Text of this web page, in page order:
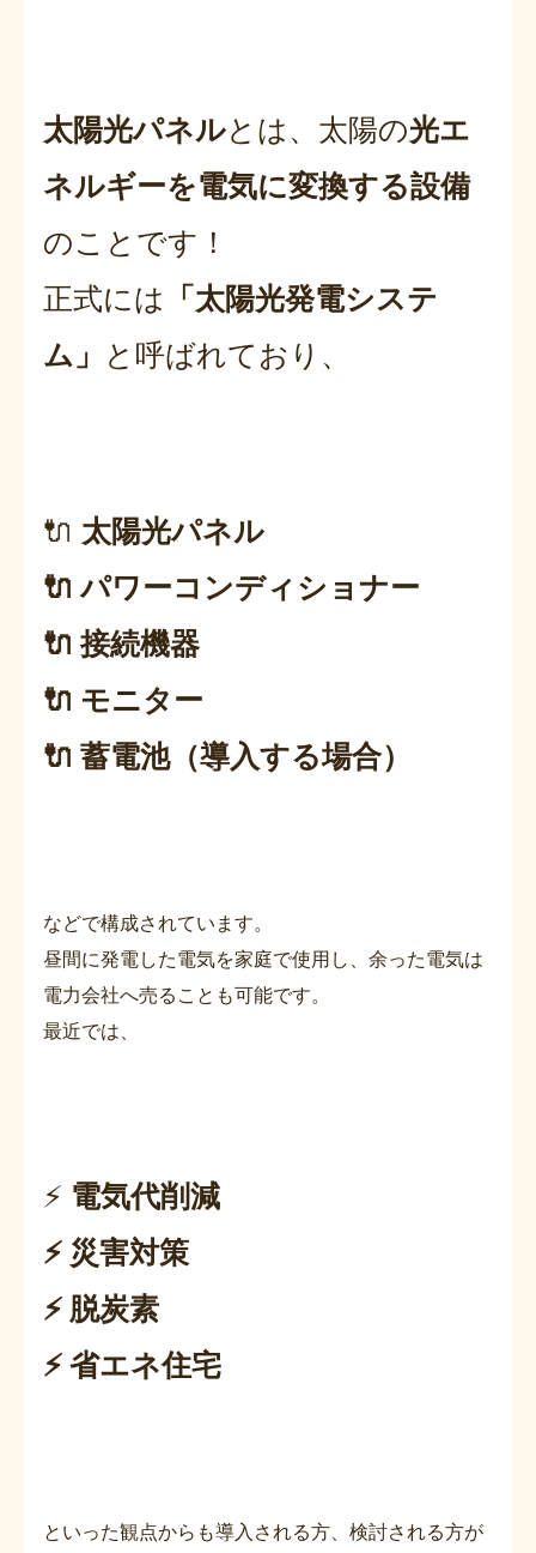
太陽光パネルとは、太陽の光エ
ネルギーを電気に変換する設備
のことです！
正式には 「太陽光発電システ
ム」 と呼ばれており、
🔌 太陽光パネル
🔌 パワーコンディショナー
🔌 接続機器
🔌 モニター
🔌 蓄電池（導入する場合）
などで構成されています。
昼間に発電した電気を家庭で使用し、余った電気は
電力会社へ売ることも可能です。
最近では、
⚡ 電気代削減
⚡ 災害対策
⚡ 脱炭素
⚡ 省エネ住宅
といった観点からも導入される方、検討される方が